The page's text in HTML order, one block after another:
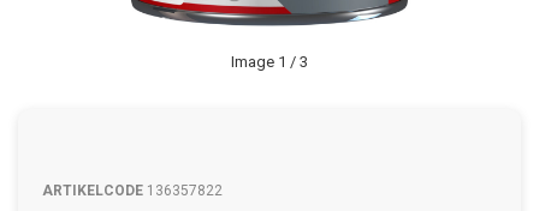
Image 1 / 3
ARTIKELCODE 136357822